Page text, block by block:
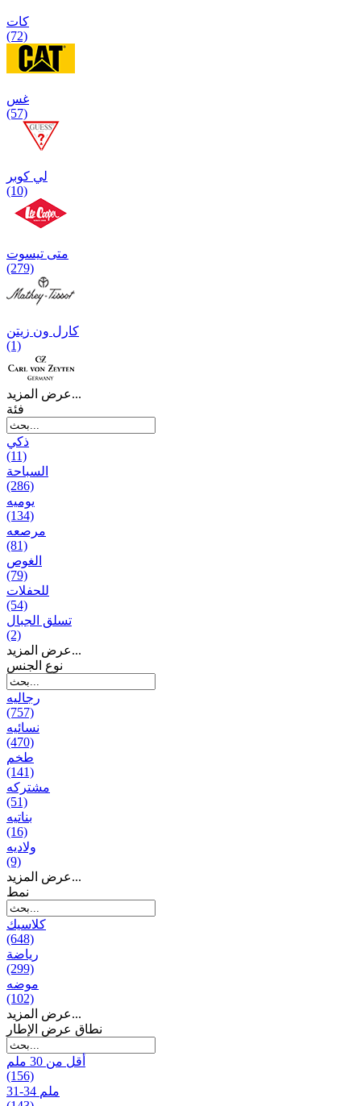
كات
(72)
غس
(57)
لي كوبر
(10)
متی تیسوت
(279)
کارل ون زیتن
(1)
عرض المزيد...
فئة
ذكي
(11)
السباحة
(286)
يومیه
(134)
مرصعه
(81)
الغوص
(79)
للحفلات
(54)
تسلق الجبال
(2)
عرض المزيد...
نوع الجنس
رجالیه
(757)
نسائیه
(470)
طخم
(141)
مشتركه
(51)
بناتیه
(16)
ولادیه
(9)
عرض المزيد...
نمط
كلاسيك
(648)
رياضة
(299)
موضه
(102)
عرض المزيد...
نطاق عرض الإطار
أقل من 30 ملم
(156)
31-34 ملم